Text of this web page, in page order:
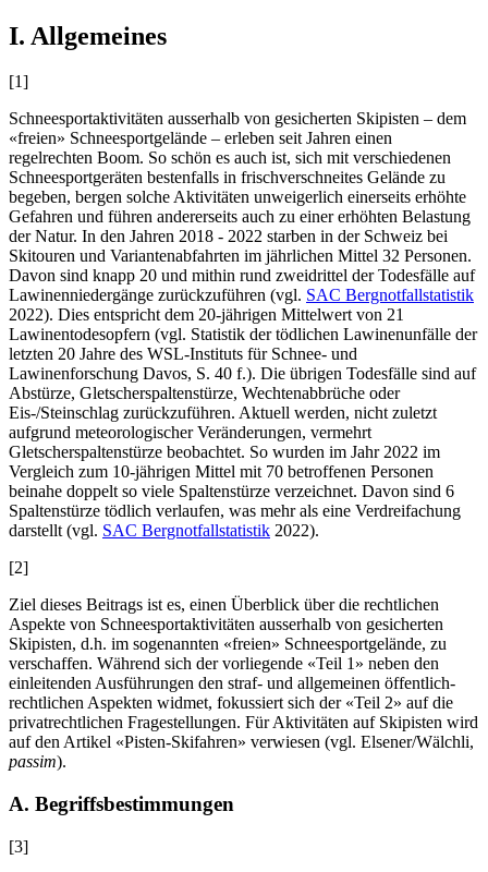
I. Allgemeines
[1]
Schneesportaktivitäten ausserhalb von gesicherten Skipisten – dem
«freien» Schneesportgelände – erleben seit Jahren einen
regelrechten Boom. So schön es auch ist, sich mit verschiedenen
Schneesportgeräten bestenfalls in frischverschneites Gelände zu
begeben, bergen solche Aktivitäten unweigerlich einerseits erhöhte
Gefahren und führen andererseits auch zu einer erhöhten Belastung
der Natur. In den Jahren 2018 - 2022 starben in der Schweiz bei
Skitouren und Variantenabfahrten im jährlichen Mittel 32 Personen.
Davon sind knapp 20 und mithin rund zweidrittel der Todesfälle auf
Lawinenniedergänge zurückzuführen (vgl. SAC Bergnotfallstatistik
2022). Dies entspricht dem 20-jährigen Mittelwert von 21
Lawinentodesopfern (vgl. Statistik der tödlichen Lawinenunfälle der
letzten 20 Jahre des WSL-Instituts für Schnee- und
Lawinenforschung Davos, S. 40 f.). Die übrigen Todesfälle sind auf
Abstürze, Gletscherspaltenstürze, Wechtenabbrüche oder
Eis-/Steinschlag zurückzuführen. Aktuell werden, nicht zuletzt
aufgrund meteorologischer Veränderungen, vermehrt
Gletscherspaltenstürze beobachtet. So wurden im Jahr 2022 im
Vergleich zum 10-jährigen Mittel mit 70 betroffenen Personen
beinahe doppelt so viele Spaltenstürze verzeichnet. Davon sind 6
Spaltenstürze tödlich verlaufen, was mehr als eine Verdreifachung
darstellt (vgl. SAC Bergnotfallstatistik 2022).
[2]
Ziel dieses Beitrags ist es, einen Überblick über die rechtlichen
Aspekte von Schneesportaktivitäten ausserhalb von gesicherten
Skipisten, d.h. im sogenannten «freien» Schneesportgelände, zu
verschaffen. Während sich der vorliegende «Teil 1» neben den
einleitenden Ausführungen den straf- und allgemeinen öffentlich-
rechtlichen Aspekten widmet, fokussiert sich der «Teil 2» auf die
privatrechtlichen Fragestellungen. Für Aktivitäten auf Skipisten wird
auf den Artikel «Pisten-Skifahren» verwiesen (vgl. Elsener/Wälchli,
passim).
A. Begriffsbestimmungen
[3]